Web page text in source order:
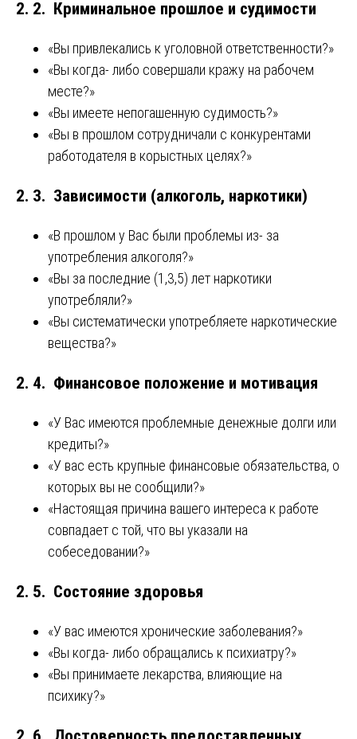
2. 2. Криминальное прошлое и судимости
«Вы привлекались к уголовной ответственности?»
«Вы когда- либо совершали кражу на рабочем
месте?»
«Вы имеете непогашенную судимость?»
«Вы в прошлом сотрудничали с конкурентами
работодателя в корыстных целях?»
2. 3. Зависимости (алкоголь, наркотики)
«В прошлом у Вас были проблемы из- за
употребления алкоголя?»
«Вы за последние (1,3,5) лет наркотики
употребляли?»
«Вы систематически употребляете наркотические
вещества?»
2. 4. Финансовое положение и мотивация
«У Вас имеются проблемные денежные долги или
кредиты?»
«У вас есть крупные финансовые обязательства, о
которых вы не сообщили?»
«Настоящая причина вашего интереса к работе
совпадает с той, что вы указали на
собеседовании?»
2. 5. Состояние здоровья
«У вас имеются хронические заболевания?»
«Вы когда- либо обращались к психиатру?»
«Вы принимаете лекарства, влияющие на
психику?»